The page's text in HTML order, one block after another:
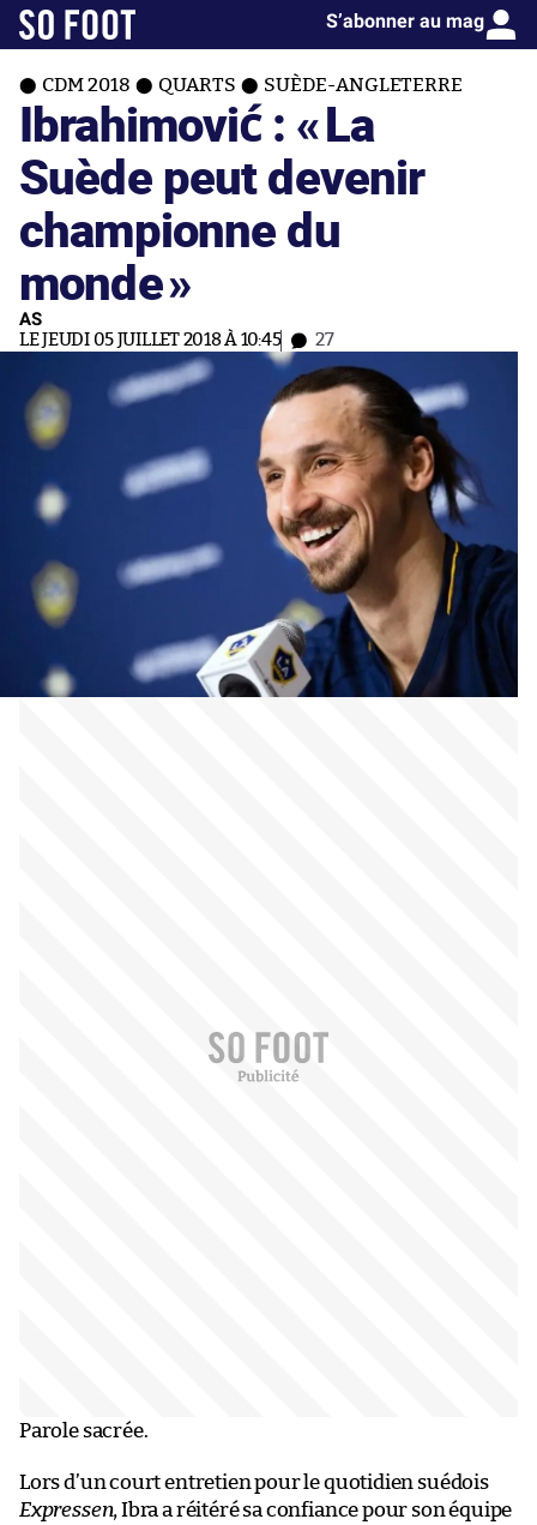
S’abonner au mag
CDM 2018 QUARTS SUÈDE-ANGLETERRE
Ibrahimović : «La
Suède peut devenir
championne du
monde»
AS
LE JEUDI 05 JUILLET 2018 À 10:45 27
Parole sacrée.
Lors d’un court entretien pour le quotidien suédois
Expressen, Ibra a réitéré sa confiance pour son équipe